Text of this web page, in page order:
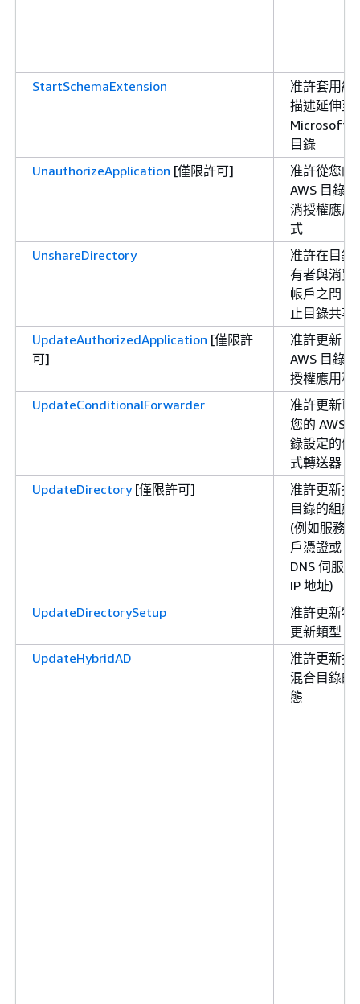
StartSchemaExtension
准許套用結
描述延伸至
Microsoft
目錄
UnauthorizeApplication [僅限許可]
准許從您的
AWS 目錄取
消授權應用
式
UnshareDirectory
准許在目錄
有者與消費
帳戶之間，
止目錄共享
UpdateAuthorizedApplication [僅限許
可]
准許更新
AWS 目錄的
授權應用程
UpdateConditionalForwarder
准許更新已
您的 AWS
錄設定的條
式轉送器
UpdateDirectory[僅限許可]
准許更新指
目錄的組態
(例如服務帳
戶憑證或
DNS 伺服器
IP 地址)
UpdateDirectorySetup
准許更新特
更新類型
UpdateHybridAD
准許更新指
混合目錄的
態